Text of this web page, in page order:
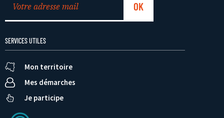
SERVICES UTILES
Mon territoire
Mes démarches
Je participe